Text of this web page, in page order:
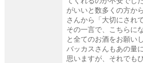
がいいと数多くの方か
さんから「大切にされ
その一言で、こちらに
と全てのお酒をお願い
バッカスさんもあの量
思いますが、それでも